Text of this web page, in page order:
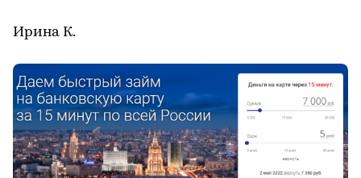
Ирина К.